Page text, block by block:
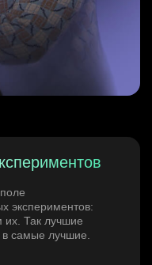
экспериментов:
Так лучшие
самые лучшие.